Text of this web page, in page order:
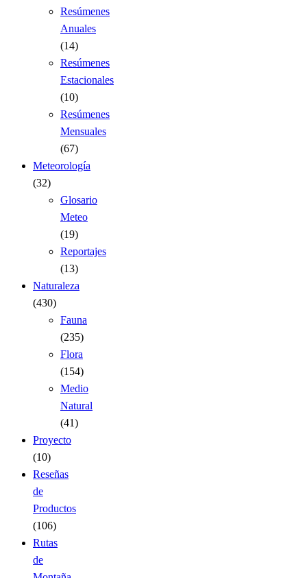
Resúmenes
Anuales
(14)
Resúmenes
Estacionales
(10)
Resúmenes
Mensuales
(67)
Meteorología
(32)
Glosario
Meteo
(19)
Reportajes
(13)
Naturaleza
(430)
Fauna
(235)
Flora
(154)
Medio
Natural
(41)
Proyecto
(10)
Reseñas
de
Productos
(106)
Rutas
de